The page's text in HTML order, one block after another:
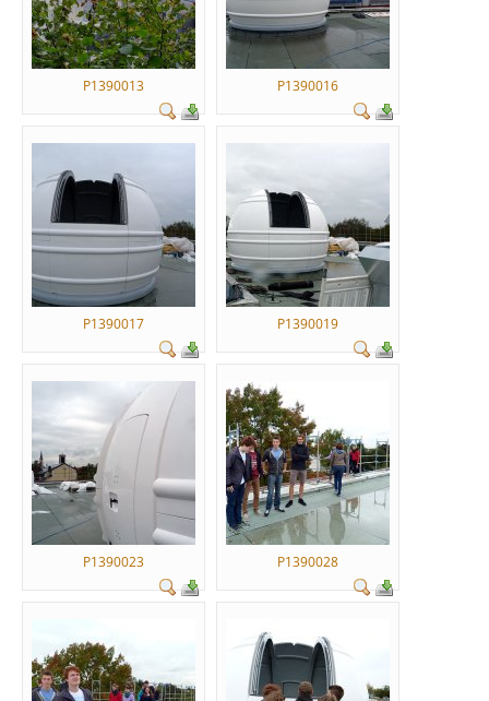
P1390013 P1390016
P1390017 P1390019
P1390023 P1390028